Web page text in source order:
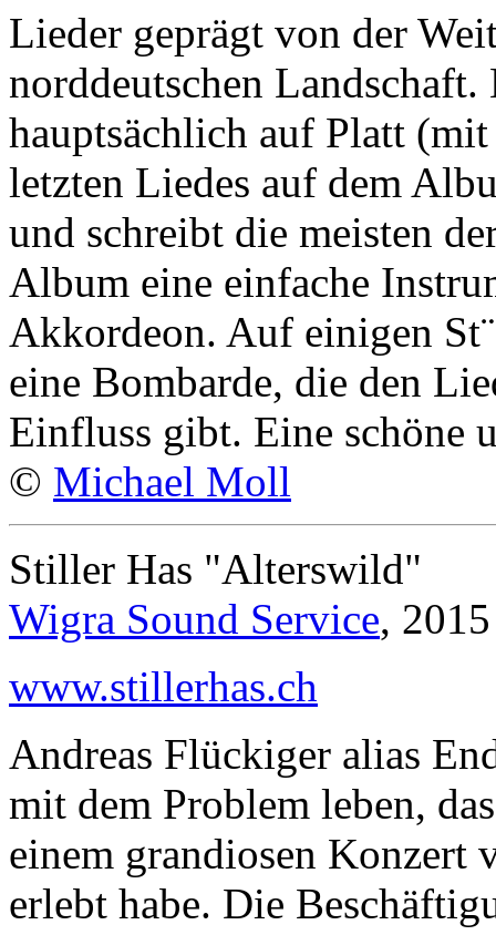
Lieder geprägt von der
norddeutschen
hauptsächlich auf Platt
letzten Liedes auf dem
und schreibt die meisten
Album eine einfache
Akkordeon. Auf einigen
eine Bombarde, die den
Einfluss gibt. Eine schöne
© Michael Moll
Stiller Has "Alterswild"
Wigra Sound Service, 2015
www.stillerhas.ch
Andreas Flückiger alias
mit dem Problem leben,
einem grandiosen Konzert
erlebt habe. Die